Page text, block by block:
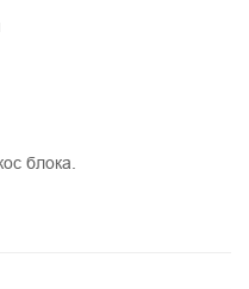
блока.